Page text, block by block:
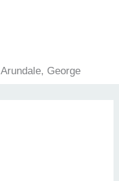
Arundale, George